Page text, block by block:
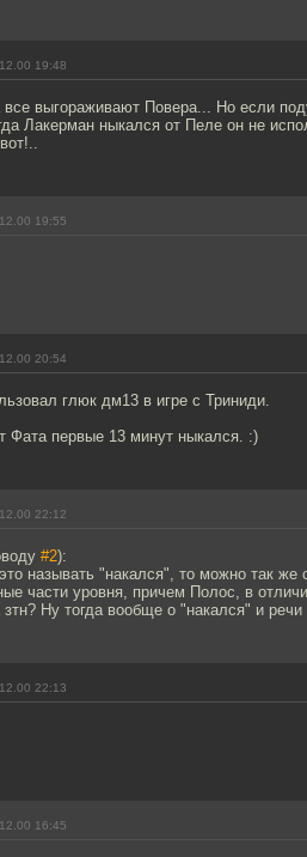
19:48
все выгораживают Повера... Но если
Лакерман ныкался от Пеле он не
19:55
20:54
глюк дм13 в игре с Триниди.
Фата первые 13 минут ныкался. :)
22:12
#2):
называть "накался", то можно так же
части уровня, причем Полос, в
зтн? Ну тогда вообще о "накался" и
22:13
16:45